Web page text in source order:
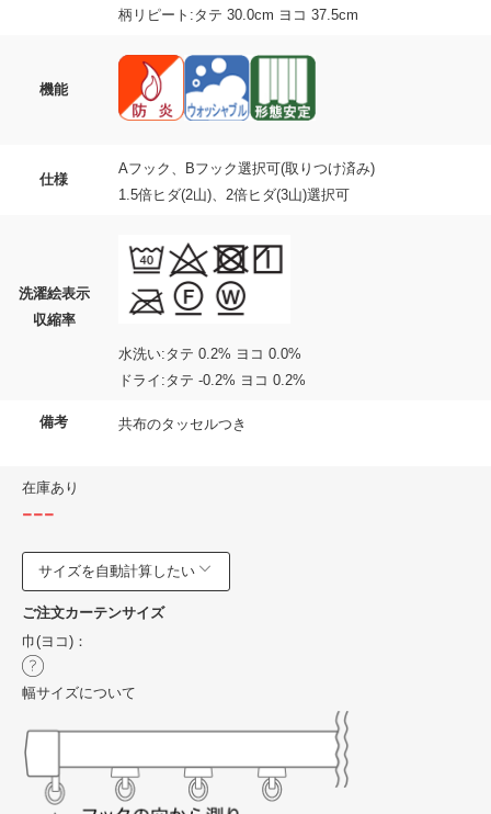
柄リピート:タテ 30.0cm ヨコ 37.5cm
機能
仕様
Aフック、Bフック選択可(取りつけ済み)
1.5倍ヒダ(2山)、2倍ヒダ(3山)選択可
洗濯絵表示
収縮率
水洗い:タテ 0.2% ヨコ 0.0%
ドライ:タテ -0.2% ヨコ 0.2%
備考 共布のタッセルつき
在庫あり
---
サイズを自動計算したい
ご注文カーテンサイズ
巾(ヨコ)：
幅サイズについて